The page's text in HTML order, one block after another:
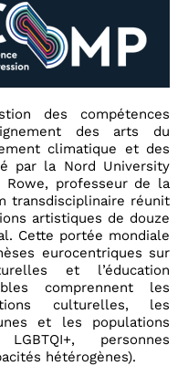
des compétences
des arts du
climatique et des
par la Nord University
professeur de la
transdisciplinaire réunit
artistiques de douze
Cette portée mondiale
eurocentriques sur
et l’éducation
comprennent les
culturelles, les
et les populations
personnes
hétérogènes).